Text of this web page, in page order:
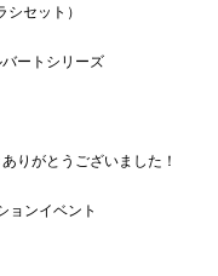
セット）
ートシリーズ
りがとうございました！
ョンイベント